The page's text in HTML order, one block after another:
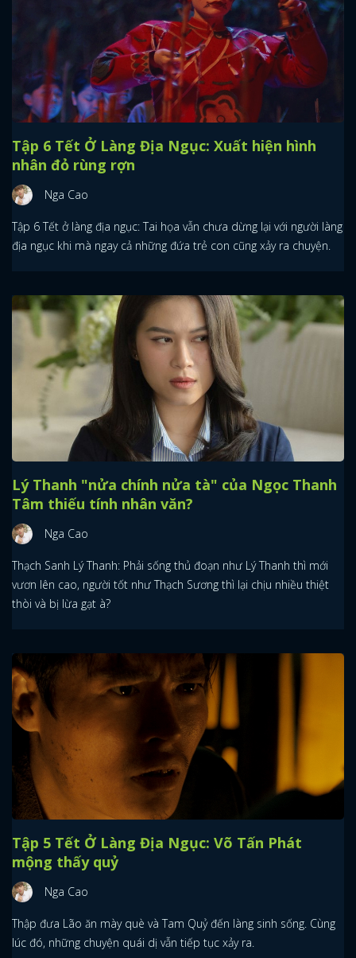
Tập 6 Tết Ở Làng Địa Ngục: Xuất hiện hình
nhân đỏ rùng rợn
Nga Cao
Tập 6 Tết ở làng địa ngục: Tai họa vẫn chưa dừng lại với người làng
địa ngục khi mà ngay cả những đứa trẻ con cũng xảy ra chuyện.
Lý Thanh "nửa chính nửa tà" của Ngọc Thanh
Tâm thiếu tính nhân văn?
Nga Cao
Thạch Sanh Lý Thanh: Phải sống thủ đoạn như Lý Thanh thì mới
vươn lên cao, người tốt như Thạch Sương thì lại chịu nhiều thiệt
thòi và bị lừa gạt à?
Tập 5 Tết Ở Làng Địa Ngục: Võ Tấn Phát
mộng thấy quỷ
Nga Cao
Thập đưa Lão ăn mày què và Tam Quỷ đến làng sinh sống. Cùng
lúc đó, những chuyện quái dị vẫn tiếp tục xảy ra.